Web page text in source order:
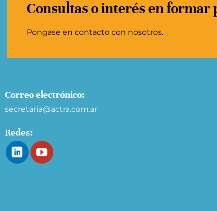
Consultas o interés en formar
Pongase en contacto con nosotros.
Correo electrónico:
secretaria@actra.com.ar
Redes: